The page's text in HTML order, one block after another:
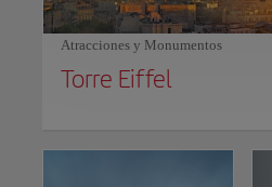
Atracciones y Monumentos
Torre Eiffel